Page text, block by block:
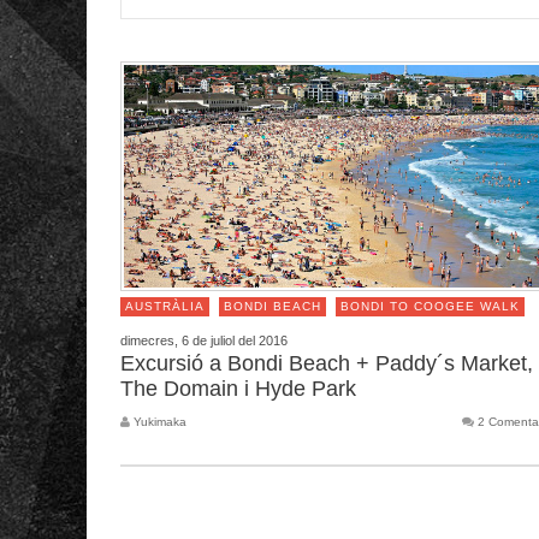
AUSTRÀLIA BONDI BEACH BONDI TO COOGEE WALK
dimecres, 6 de juliol del 2016
Excursió a Bondi Beach + Paddy´s Market,
The Domain i Hyde Park
Yukimaka 2